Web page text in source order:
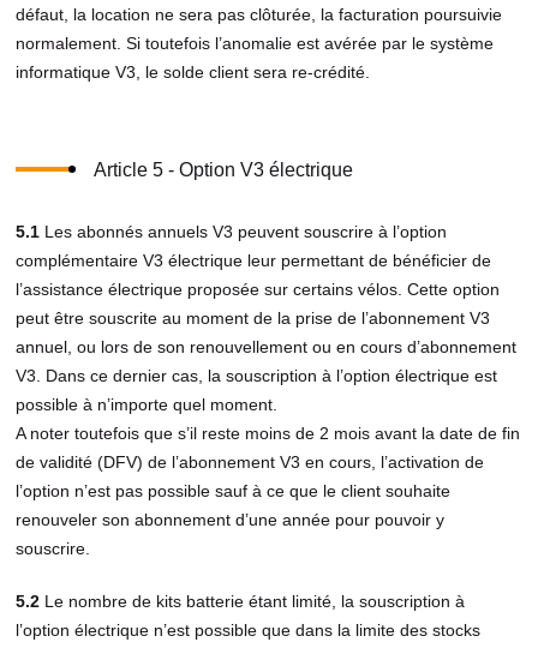
défaut, la location ne sera pas clôturée, la facturation poursuivie
normalement. Si toutefois l’anomalie est avérée par le système
informatique V3, le solde client sera re-crédité.
Article 5 - Option V3 électrique
5.1 Les abonnés annuels V3 peuvent souscrire à l’option
complémentaire V3 électrique leur permettant de bénéficier de
l’assistance électrique proposée sur certains vélos. Cette option
peut être souscrite au moment de la prise de l’abonnement V3
annuel, ou lors de son renouvellement ou en cours d’abonnement
V3. Dans ce dernier cas, la souscription à l’option électrique est
possible à n’importe quel moment.
A noter toutefois que s’il reste moins de 2 mois avant la date de fin
de validité (DFV) de l’abonnement V3 en cours, l’activation de
l’option n’est pas possible sauf à ce que le client souhaite
renouveler son abonnement d’une année pour pouvoir y
souscrire.
5.2 Le nombre de kits batterie étant limité, la souscription à
l’option électrique n’est possible que dans la limite des stocks